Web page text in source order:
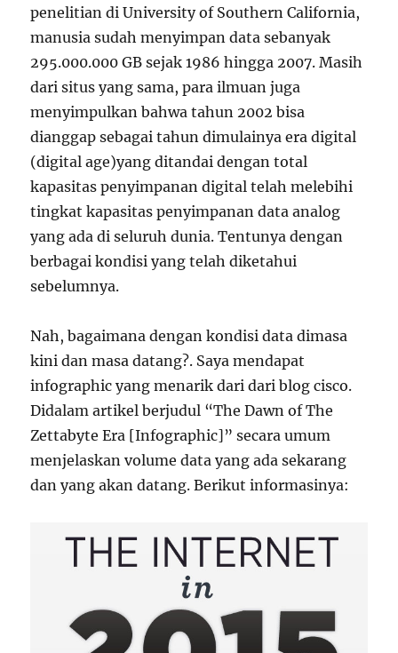
penelitian di University of Southern California,
manusia sudah menyimpan data sebanyak
295.000.000 GB sejak 1986 hingga 2007. Masih
dari situs yang sama, para ilmuan juga
menyimpulkan bahwa tahun 2002 bisa
dianggap sebagai tahun dimulainya era digital
(digital age)yang ditandai dengan total
kapasitas penyimpanan digital telah melebihi
tingkat kapasitas penyimpanan data analog
yang ada di seluruh dunia. Tentunya dengan
berbagai kondisi yang telah diketahui
sebelumnya.
Nah, bagaimana dengan kondisi data dimasa
kini dan masa datang?. Saya mendapat
infographic yang menarik dari dari blog cisco.
Didalam artikel berjudul “The Dawn of The
Zettabyte Era [Infographic]” secara umum
menjelaskan volume data yang ada sekarang
dan yang akan datang. Berikut informasinya: